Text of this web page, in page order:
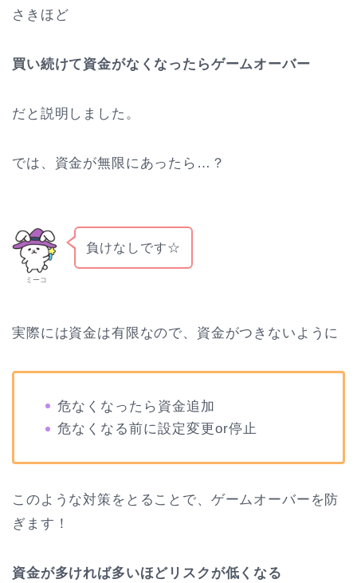
さきほど
買い続けて資金がなくなったらゲームオーバー
だと説明しました。
では、資金が無限にあったら…？
ミーコ
負けなしです☆
実際には資金は有限なので、資金がつきないように
危なくなったら資金追加
危なくなる前に設定変更or停止
このような対策をとることで、ゲームオーバーを防
ぎます！
資金が多ければ多いほどリスクが低くなる